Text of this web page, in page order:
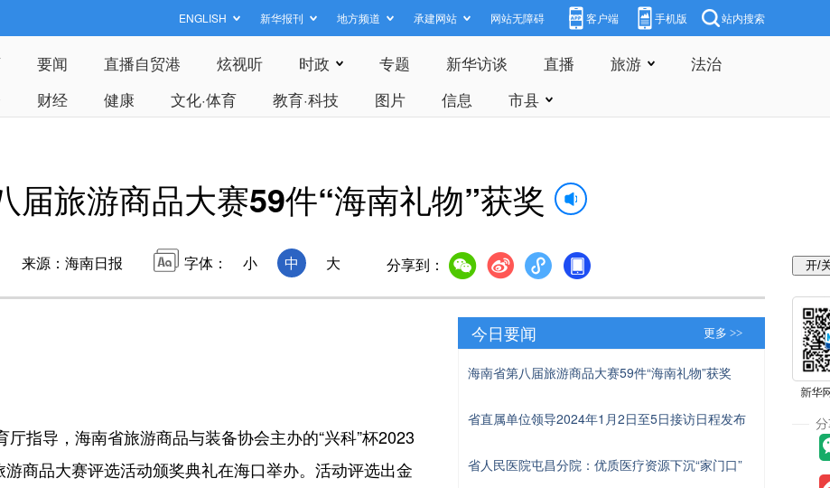
ENGLISH 新华报刊 地方频道 承建网站 网站无障碍 客户端 手机版 站内搜索
要闻 直播自贸港 炫视听 时政 专题 新华访谈 直播 旅游
法治
财经 健康 文化·体育 教育·科技 图片 信息 市县
届旅游商品大赛59件“海南礼物”获奖
来源：海南日报 字体： 小 中 大 分享到：
导，海南省旅游商品与装备协会主办的“兴科”杯2023
商品大赛评选活动颁奖典礼在海口举办。活动评选出金
今日要闻 更多 >>
海南省第八届旅游商品大赛59件“海南礼物”获奖
省直属单位领导2024年1月2日至5日接访日程发布
省人民医院屯昌分院：优质医疗资源下沉“家门口”